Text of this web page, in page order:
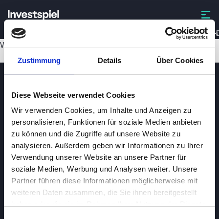
Zustimmung Details Über Cookies
Diese Webseite verwendet Cookies
Wir verwenden Cookies, um Inhalte und Anzeigen zu
personalisieren, Funktionen für soziale Medien anbieten
zu können und die Zugriffe auf unsere Website zu
analysieren. Außerdem geben wir Informationen zu Ihrer
Verwendung unserer Website an unsere Partner für
soziale Medien, Werbung und Analysen weiter. Unsere
Partner führen diese Informationen möglicherweise mit
weiteren Daten zusammen, die Sie ihnen bereitgestellt
DTG-D
Wird geladen...
Investspiel
ÜberInvestspiel
Datenschutzerklärung